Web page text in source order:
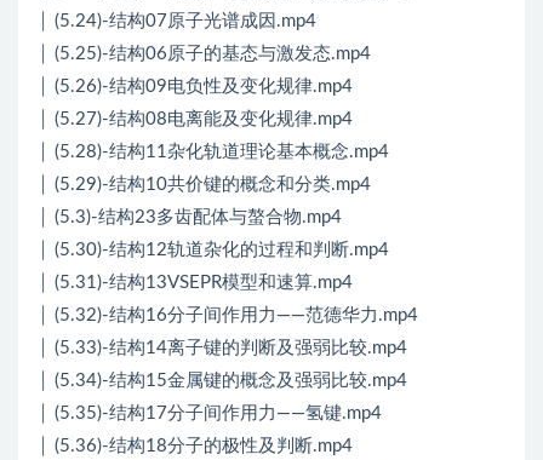
│ (5.24)-结构07原子光谱成因.mp4
│ (5.25)-结构06原子的基态与激发态.mp4
│ (5.26)-结构09电负性及变化规律.mp4
│ (5.27)-结构08电离能及变化规律.mp4
│ (5.28)-结构11杂化轨道理论基本概念.mp4
│ (5.29)-结构10共价键的概念和分类.mp4
│ (5.3)-结构23多齿配体与螯合物.mp4
│ (5.30)-结构12轨道杂化的过程和判断.mp4
│ (5.31)-结构13VSEPR模型和速算.mp4
│ (5.32)-结构16分子间作用力——范德华力.mp4
│ (5.33)-结构14离子键的判断及强弱比较.mp4
│ (5.34)-结构15金属键的概念及强弱比较.mp4
│ (5.35)-结构17分子间作用力——氢键.mp4
│ (5.36)-结构18分子的极性及判断.mp4